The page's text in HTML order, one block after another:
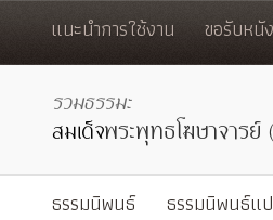
แนะนำการใช้งาน ขอรับหนั
ธรรมนิพนธ์ ธรรมนิพนธ์แ